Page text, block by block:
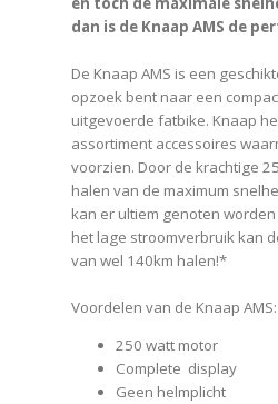
dan is de Knaap AMS de
De Knaap AMS is een
opzoek bent naar een
uitgevoerde fatbike. Knaap
assortiment accessoires
voorzien. Door de krachtige
halen van de maximum
kan er ultiem genoten
het lage stroomverbruik kan
van wel 140km halen!*
Voordelen van de Knaap AMS:
250 watt motor
Complete display
Geen helmplicht